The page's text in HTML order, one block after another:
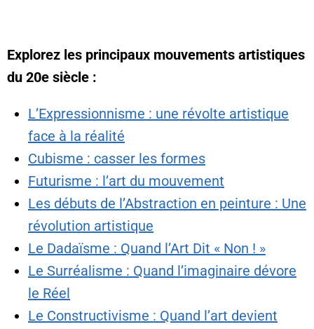
Explorez les principaux mouvements artistiques
du 20e siècle :
L’Expressionnisme : une révolte artistique
face à la réalité
Cubisme : casser les formes
Futurisme : l’art du mouvement
Les débuts de l’Abstraction en peinture : Une
révolution artistique
Le Dadaïsme : Quand l’Art Dit « Non ! »
Le Surréalisme : Quand l’imaginaire dévore
le Réel
Le Constructivisme : Quand l’art devient